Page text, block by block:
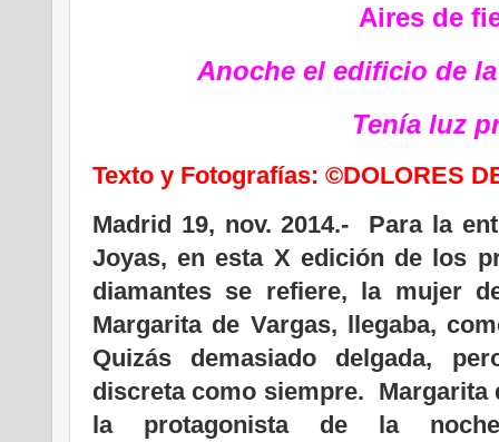
Aires de
Anoche el edificio de
Tenía luz
Texto y Fotografías: ©DOLORES
Madrid 19, nov. 2014.- Para la
Joyas, en esta X edición de los
diamantes se refiere, la mujer
Margarita de Vargas, llegaba,
Quizás demasiado delgada,
discreta como siempre. Margarita
la protagonista de la